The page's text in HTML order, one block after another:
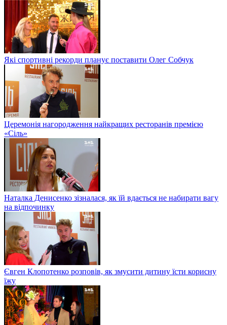
Які спортивні рекорди планує поставити Олег Собчук
Церемонія нагородження найкращих ресторанів премією
«Сіль»
Наталка Денисенко зізналася, як їй вдається не набирати вагу
на відпочинку
Євген Клопотенко розповів, як змусити дитину їсти корисну
їжу